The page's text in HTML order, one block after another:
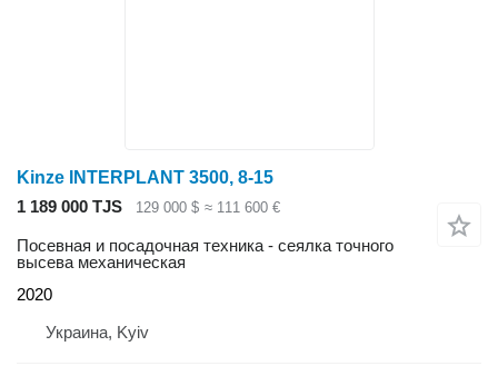
Kinze INTERPLANT 3500, 8-15
1 189 000 TJS
129 000 $ ≈ 111 600 €
Посевная и посадочная техника - сеялка точного
высева механическая
2020
Украина, Kyiv